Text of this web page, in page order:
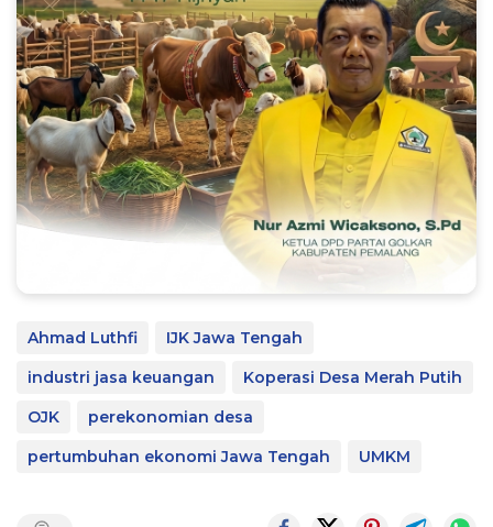
Ahmad Luthfi
IJK Jawa Tengah
industri jasa keuangan
Koperasi Desa Merah Putih
OJK
perekonomian desa
pertumbuhan ekonomi Jawa Tengah
UMKM